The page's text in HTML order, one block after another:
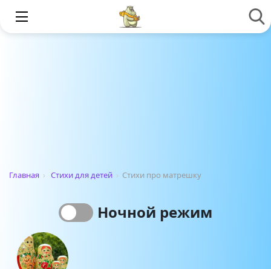
Главная › Стихи для детей › Стихи про матрешку
Ночной режим